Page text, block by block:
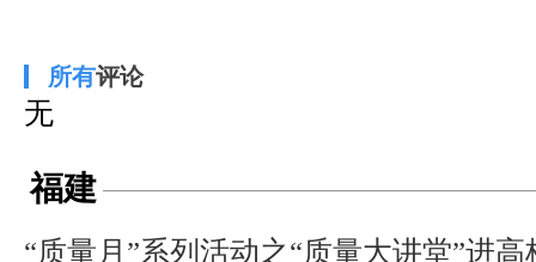
所有评论
无
福建
“质量月”系列活动之“质量大讲堂”进